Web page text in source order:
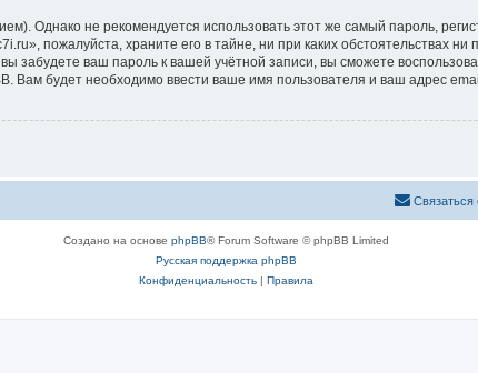
Однако не рекомендуется использовать этот же самый пароль,
пожалуйста, храните его в тайне, ни при каких обстоятельствах
забудете ваш пароль к вашей учётной записи, вы сможете
Вам будет необходимо ввести ваше имя пользователя и ваш адрес
Связаться
Создано на основе phpBB® Forum Software © phpBB Limited
Русская поддержка phpBB
Конфиденциальность| Правила